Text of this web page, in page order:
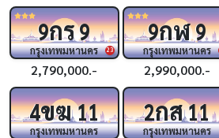
23
9กร9
กรุงเทพมหานคร
2,790,000.-
9กฬ9
กรุงเทพมหานคร
2,990,000.-
4ขฆ11
กรุงเทพมหานคร
2กส11
กรุงเทพมหานคร